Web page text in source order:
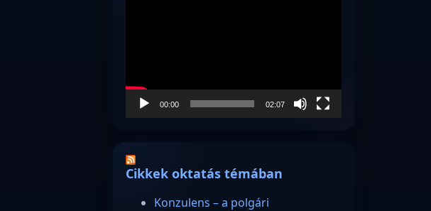
00:00 02:07
Cikkek oktatás témában
Konzulens – a polgári